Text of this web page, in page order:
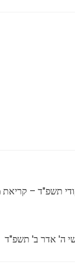
ה' אדר ב' תשפ"ד